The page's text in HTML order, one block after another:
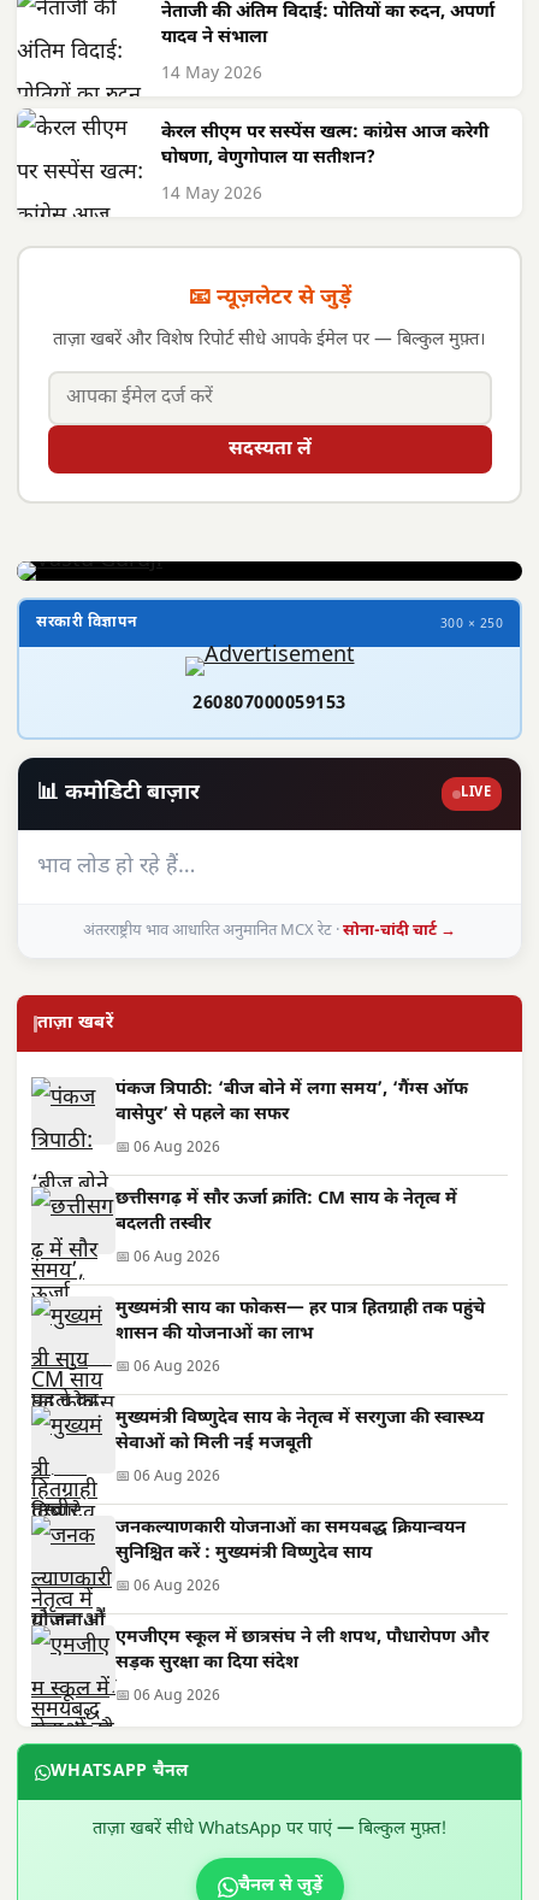
नेताजी की अंतिम विदाई: पोतियों का रुदन, अपर्णा
यादव ने संभाला
14 May 2026
केरल सीएम पर सस्पेंस खत्म: कांग्रेस आज करेगी
घोषणा, वेणुगोपाल या सतीशन?
14 May 2026
📧 न्यूज़लेटर से जुड़ें
ताज़ा खबरें और विशेष रिपोर्ट सीधे आपके ईमेल पर — बिल्कुल मुफ़्त।
सदस्यता लें
सरकारी विज्ञापन 300 × 250
260807000059153
📊 कमोडिटी बाज़ार LIVE
भाव लोड हो रहे हैं…
अंतरराष्ट्रीय भाव आधारित अनुमानित MCX रेट ·सोना-चांदी चार्ट →
ताज़ा खबरें
पंकज त्रिपाठी: ‘बीज बोने में लगा समय’, ‘गैंग्स ऑफ
वासेपुर’ से पहले का सफर
📅 06 Aug 2026
छत्तीसगढ़ में सौर ऊर्जा क्रांति: CM साय के नेतृत्व में
बदलती तस्वीर
📅 06 Aug 2026
मुख्यमंत्री साय का फोकस— हर पात्र हितग्राही तक पहुंचे
शासन की योजनाओं का लाभ
📅 06 Aug 2026
मुख्यमंत्री विष्णुदेव साय के नेतृत्व में सरगुजा की स्वास्थ्य
सेवाओं को मिली नई मजबूती
📅 06 Aug 2026
जनकल्याणकारी योजनाओं का समयबद्ध क्रियान्वयन
सुनिश्चित करें : मुख्यमंत्री विष्णुदेव साय
📅 06 Aug 2026
एमजीएम स्कूल में छात्रसंघ ने ली शपथ, पौधारोपण और
सड़क सुरक्षा का दिया संदेश
📅 06 Aug 2026
WHATSAPP चैनल
ताज़ा खबरें सीधे WhatsApp पर पाएं — बिल्कुल मुफ़्त!
चैनल से जुड़ें